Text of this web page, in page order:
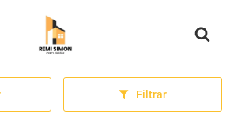
Página inicial
Filtrar